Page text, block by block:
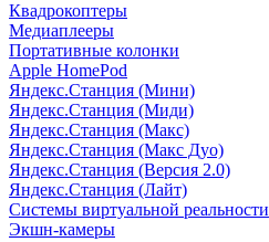
Квадрокоптеры
Медиаплееры
Портативные колонки
Apple HomePod
Яндекс.Станция (Мини)
Яндекс.Станция (Миди)
Яндекс.Станция (Макс)
Яндекс.Станция (Макс Дуо)
Яндекс.Станция (Версия 2.0)
Яндекс.Станция (Лайт)
Системы виртуальной реальности
Экшн-камеры